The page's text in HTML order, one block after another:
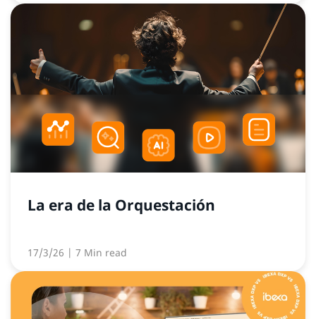
La era de la Orquestación
17/3/26 | 7 Min read